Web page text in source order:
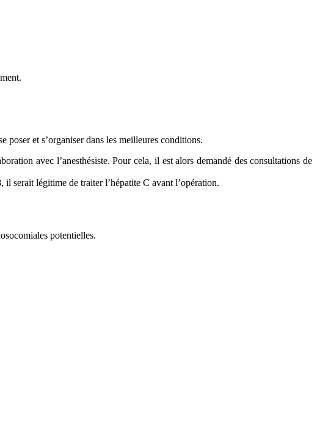
poser et s’organiser dans les meilleures conditions.
avec l’anesthésiste. Pour cela, il est alors demandé des consultations de
serait légitime de traiter l’hépatite C avant l’opération.
potentielles.